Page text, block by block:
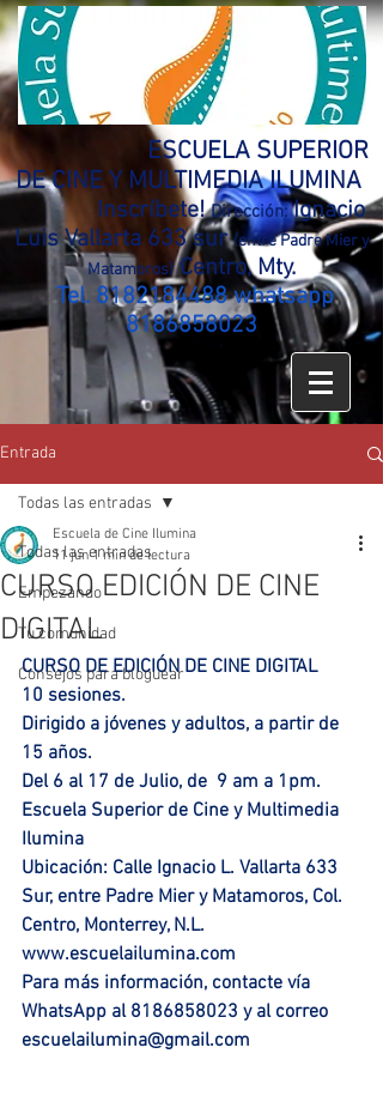
ESCUELA SUPERIOR
DE CINE Y MULTIMEDIA ILUMINA
Inscríbete! Dirección: Ignacio
Luis Vallarta 633 sur (entre Padre Mier y
Matamoros) Centro, Mty.
Tel. 8182184488whatsapp
8186858023
Entrada
Todas las entradas
Empezando
Tu comunidad
Consejos para bloguear
Todas las entradas
CURSO EDICIÓN DE CINE
DIGITAL
Escuela de Cine Ilumina
11 jun 1 min de lectura
CURSO DE EDICIÓN DE CINE DIGITAL
10 sesiones.
Dirigido a jóvenes y adultos, a partir de
15 años.
Del 6 al 17 de Julio, de  9 am a 1pm.
Escuela Superior de Cine y Multimedia
Ilumina
Ubicación: Calle Ignacio L. Vallarta 633
Sur, entre Padre Mier y Matamoros, Col.
Centro, Monterrey, N.L.
www.escuelailumina.com
Para más información, contacte vía
WhatsApp al 8186858023 y al correo
escuelailumina@gmail.com